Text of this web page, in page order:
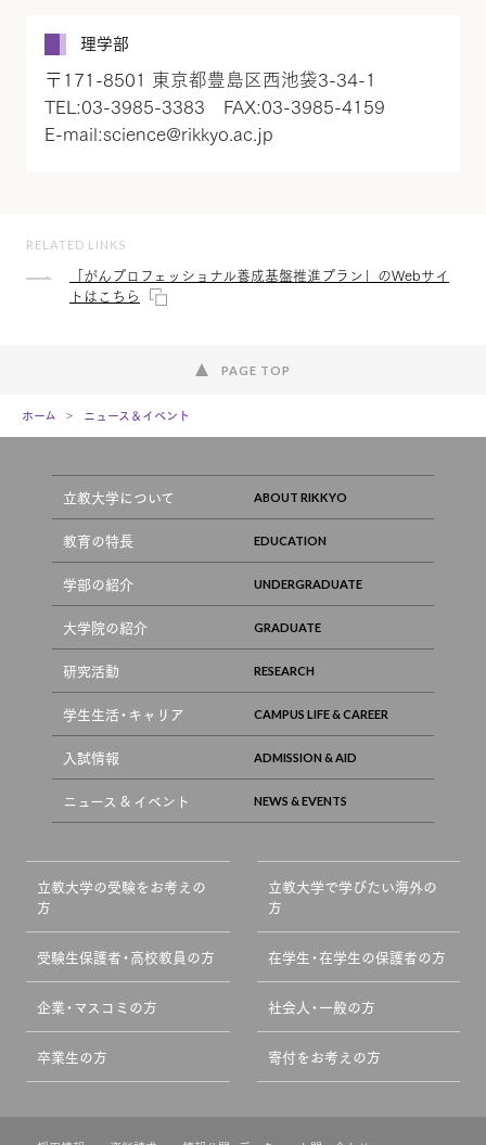
理学部
〒171-8501 東京都豊島区西池袋3-34-1
TEL:03-3985-3383 FAX:03-3985-4159
E-mail:science@rikkyo.ac.jp
RELATED LINKS
「がんプロフェッショナル養成基盤推進プラン」のWebサイ
トはこちら
PAGE TOP
ホーム ニュース＆イベント
立教大学について
教育の特長
学部の紹介
大学院の紹介
研究活動
学生生活・キャリア
入試情報
ニュース & イベント
立教大学の受験をお考えの
方
立教大学で学びたい海外の
方
受験生保護者・高校教員の方 在学生・在学生の保護者の方
企業・マスコミの方 社会人・一般の方
卒業生の方 寄付をお考えの方